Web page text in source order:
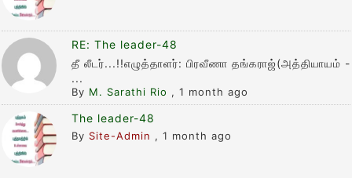
RE: The leader-48
தீ லீடர்...!!எழுத்தாளர்: பிரவீணா தங்கராஜ்(அத்தியாயம் -
...
By M. Sarathi Rio , 1 month ago
The leader-48
By Site-Admin , 1 month ago